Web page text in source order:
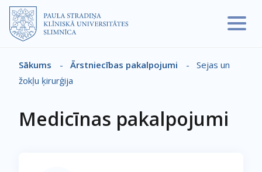
Pārlekt uz galveno saturu
Atpakaļceļš
Sākums - Ārstniecības pakalpojumi -
Sejas un
žokļu ķirurģija
Medicīnas pakalpojumi